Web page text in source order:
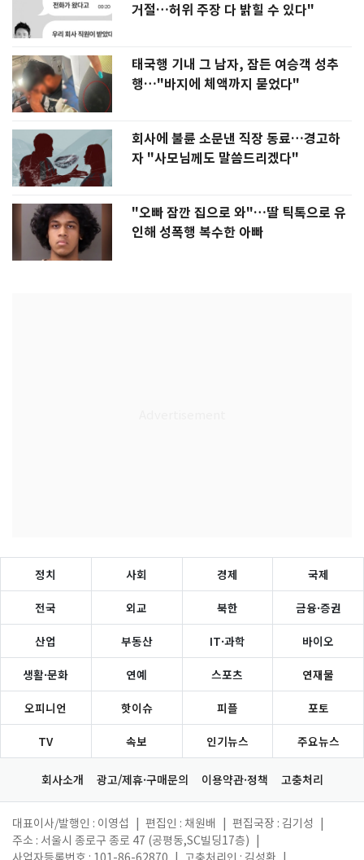
거절…허위 주장 다 밝힐 수 있다"
태국행 기내 그 남자, 잠든 여승객 성추
행…"바지에 체액까지 묻었다"
회사에 불륜 소문낸 직장 동료…경고하
자 "사모님께도 말씀드리겠다"
"오빠 잠깐 집으로 와"…딸 틱톡으로 유
인해 성폭행 복수한 아빠
정치 사회 경제 국제
전국 외교 북한 금융·증권
산업 부동산 IT·과학 바이오
생활·문화 연예 스포츠 연재물
오피니언 핫이슈 피플 포토
TV 속보 인기뉴스 주요뉴스
회사소개 광고/제휴·구매문의 이용약관·정책 고충처리
대표이사/발행인 : 이영섭 편집인 : 채원배 편집국장 : 김기성
주소 : 서울시 종로구 종로 47 (공평동,SC빌딩17층)